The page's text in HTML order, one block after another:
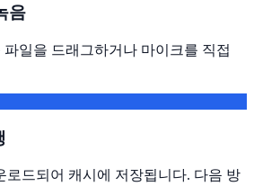
음
파일을 드래그하거나 마이크를 직접
로드되어 캐시에 저장됩니다. 다음 방